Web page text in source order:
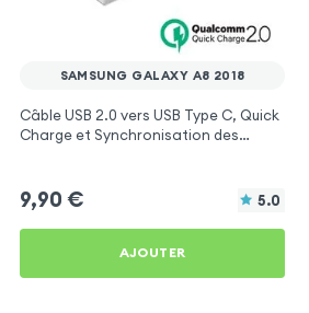
SAMSUNG GALAXY A8 2018
Câble USB 2.0 vers USB Type C, Quick
Charge et Synchronisation des
9,90 € 5.0
AJOUTER